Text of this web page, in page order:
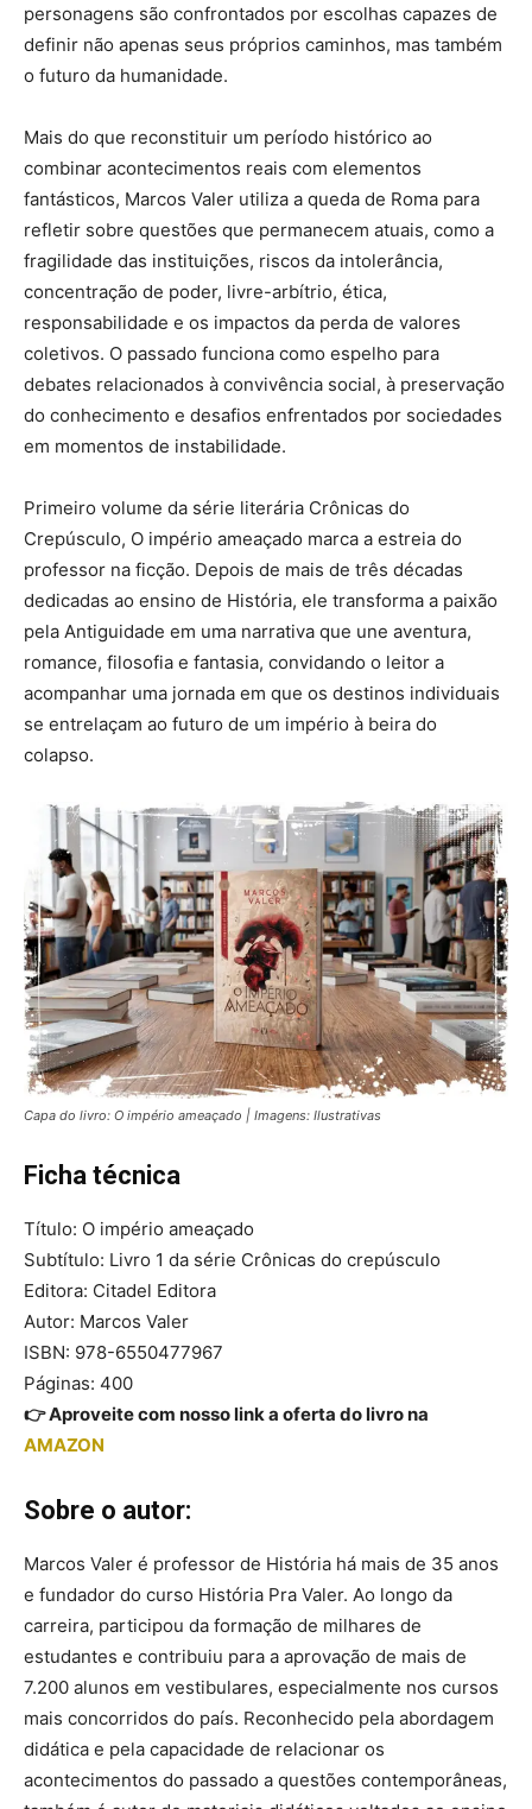
personagens são confrontados por escolhas capazes de
definir não apenas seus próprios caminhos, mas também
o futuro da humanidade.
Mais do que reconstituir um período histórico ao
combinar acontecimentos reais com elementos
fantásticos, Marcos Valer utiliza a queda de Roma para
refletir sobre questões que permanecem atuais, como a
fragilidade das instituições, riscos da intolerância,
concentração de poder, livre-arbítrio, ética,
responsabilidade e os impactos da perda de valores
coletivos. O passado funciona como espelho para
debates relacionados à convivência social, à preservação
do conhecimento e desafios enfrentados por sociedades
em momentos de instabilidade.
Primeiro volume da série literária Crônicas do
Crepúsculo, O império ameaçado marca a estreia do
professor na ficção. Depois de mais de três décadas
dedicadas ao ensino de História, ele transforma a paixão
pela Antiguidade em uma narrativa que une aventura,
romance, filosofia e fantasia, convidando o leitor a
acompanhar uma jornada em que os destinos individuais
se entrelaçam ao futuro de um império à beira do
colapso.
Capa do livro: O império ameaçado | Imagens: Ilustrativas
Ficha técnica
Título: O império ameaçado
Subtítulo: Livro 1 da série Crônicas do crepúsculo
Editora: Citadel Editora
Autor: Marcos Valer
ISBN: 978-6550477967
Páginas: 400
👉 Aproveite com nosso link a oferta do livro na
AMAZON
Sobre o autor:
Marcos Valer é professor de História há mais de 35 anos
e fundador do curso História Pra Valer. Ao longo da
carreira, participou da formação de milhares de
estudantes e contribuiu para a aprovação de mais de
7.200 alunos em vestibulares, especialmente nos cursos
mais concorridos do país. Reconhecido pela abordagem
didática e pela capacidade de relacionar os
acontecimentos do passado a questões contemporâneas,